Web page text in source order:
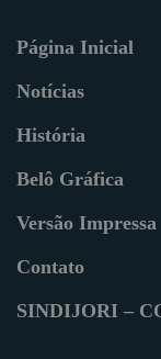
Página Inicial
Notícias
História
Belô Gráfica
Versão Impressa
Contato
SINDIJORI –